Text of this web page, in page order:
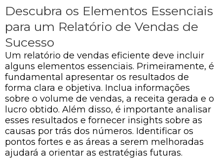
Descubra os Elementos Essenciais
para um Relatório de Vendas de
Sucesso
Um relatório de vendas eficiente deve incluir
alguns elementos essenciais. Primeiramente, é
fundamental apresentar os resultados de
forma clara e objetiva. Inclua informações
sobre o volume de vendas, a receita gerada e o
lucro obtido. Além disso, é importante analisar
esses resultados e fornecer insights sobre as
causas por trás dos números. Identificar os
pontos fortes e as áreas a serem melhoradas
ajudará a orientar as estratégias futuras.